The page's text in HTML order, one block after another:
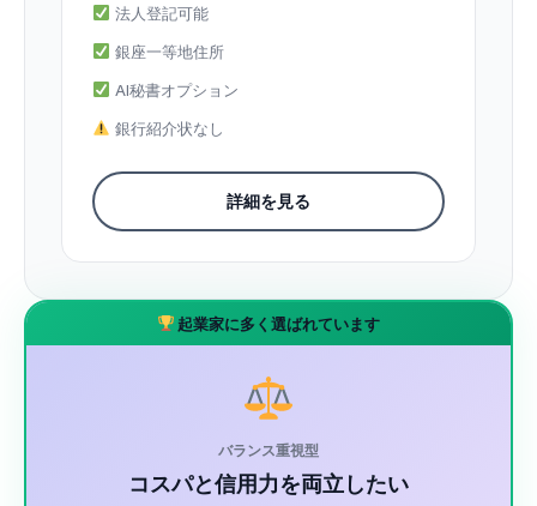
法人登記可能
銀座一等地住所
AI秘書オプション
銀行紹介状なし
詳細を見る
起業家に多く選ばれています
バランス重視型
コスパと信用力を両立したい